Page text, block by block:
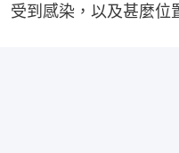
受到感染，以及甚麼位